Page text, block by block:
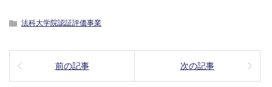
法科大学院認証評価事業
前の記事 次の記事